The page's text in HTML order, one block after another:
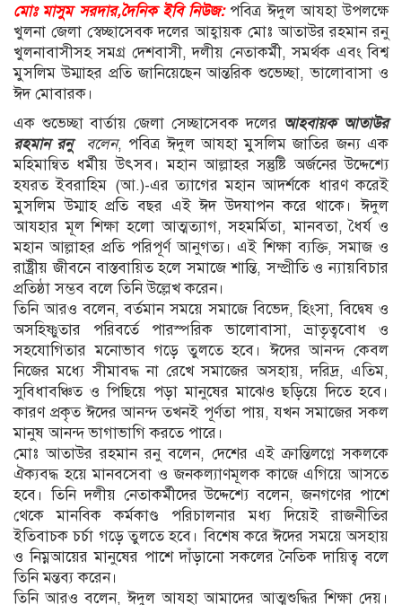
মোঃ মাসুম সরদার,দৈনিক ইবি নিউজ:পবিত্র ঈদুল আযহা উপলক্ষে
খুলনা জেলা স্বেচ্ছাসেবক দলের আহ্বায়ক মোঃ আতাউর রহমান রনু
খুলনাবাসীসহ সমগ্র দেশবাসী, দলীয় নেতাকর্মী, সমর্থক এবং বিশ্ব
মুসলিম উম্মাহর প্রতি জানিয়েছেন আন্তরিক শুভেচ্ছা, ভালোবাসা ও
ঈদ মোবারক।
এক শুভেচ্ছা বার্তায় জেলা সেচ্ছাসেবক দলের আহবায়ক আতাউর
রহমান রনুবলেন, পবিত্র ঈদুল আযহা মুসলিম জাতির জন্য এক
মহিমান্বিত ধর্মীয় উৎসব। মহান আল্লাহর সন্তুষ্টি অর্জনের উদ্দেশ্যে
হযরত ইবরাহিম (আ.)-এর ত্যাগের মহান আদর্শকে ধারণ করেই
মুসলিম উম্মাহ প্রতি বছর এই ঈদ উদযাপন করে থাকে। ঈদুল
আযহার মূল শিক্ষা হলো আত্মত্যাগ, সহমর্মিতা, মানবতা, ধৈর্য ও
মহান আল্লাহর প্রতি পরিপূর্ণ আনুগত্য। এই শিক্ষা ব্যক্তি, সমাজ ও
রাষ্ট্রীয় জীবনে বাস্তবায়িত হলে সমাজে শান্তি, সম্প্রীতি ও ন্যায়বিচার
প্রতিষ্ঠা সম্ভব বলে তিনি উল্লেখ করেন।
তিনি আরও বলেন, বর্তমান সময়ে সমাজে বিভেদ, হিংসা, বিদ্বেষ ও
অসহিষ্ণুতার পরিবর্তে পারস্পরিক ভালোবাসা, ভ্রাতৃত্ববোধ ও
সহযোগিতার মনোভাব গড়ে তুলতে হবে। ঈদের আনন্দ কেবল
নিজের মধ্যে সীমাবদ্ধ না রেখে সমাজের অসহায়, দরিদ্র, এতিম,
সুবিধাবঞ্চিত ও পিছিয়ে পড়া মানুষের মাঝেও ছড়িয়ে দিতে হবে।
কারণ প্রকৃত ঈদের আনন্দ তখনই পূর্ণতা পায়, যখন সমাজের সকল
মানুষ আনন্দ ভাগাভাগি করতে পারে।
মোঃ আতাউর রহমান রনু বলেন, দেশের এই ক্রান্তিলগ্নে সকলকে
ঐক্যবদ্ধ হয়ে মানবসেবা ও জনকল্যাণমূলক কাজে এগিয়ে আসতে
হবে। তিনি দলীয় নেতাকর্মীদের উদ্দেশ্যে বলেন, জনগণের পাশে
থেকে মানবিক কর্মকাণ্ড পরিচালনার মধ্য দিয়েই রাজনীতির
ইতিবাচক চর্চা গড়ে তুলতে হবে। বিশেষ করে ঈদের সময়ে অসহায়
ও নিম্নআয়ের মানুষের পাশে দাঁড়ানো সকলের নৈতিক দায়িত্ব বলে
তিনি মন্তব্য করেন।
তিনি আরও বলেন, ঈদুল আযহা আমাদের আত্মশুদ্ধির শিক্ষা দেয়।